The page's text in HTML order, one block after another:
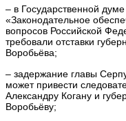
– в Государственной
«Законодательное
вопросов Российской
требовали отставки
Воробьёва;
– задержание главы
может привести
Александру Когану и
Воробьёву;